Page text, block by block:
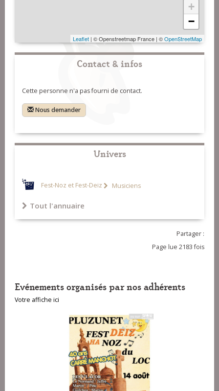
+
−
Leaflet | © Openstreetmap France | ©OpenStreetMap
Contact & infos
Cette personne n'a pas fourni de contact.
Nous demander
Univers
Fest-Noz et Fest-Deiz Musiciens
Tout l'annuaire
Partager :
Page lue 2183 fois
Evénements organisés par nos adhérents
Votre affiche ici